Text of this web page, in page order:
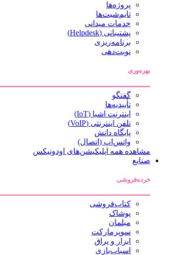
پروژه‌ها
تایم‌شیت‌ها
خدمات میدانی
پشتیبانی (Helpdesk)
برنامه‌ریزی
نوبت‌دهی
بهره‌وری
گفتگو
تأییدیه‌ها
اینترنت اشیا (IoT)
تلفن اینترنتی (VoIP)
پایگاه دانش
واتس‌اپ (اتصال)
مشاهده همه اپلیکیشن‌های اودونیکس
صنایع
خرده‌فروشی
کتاب‌فروشی
پوشاک
مبلمان
سوپرمارکت
ابزار و یراق
اسباب‌بازی